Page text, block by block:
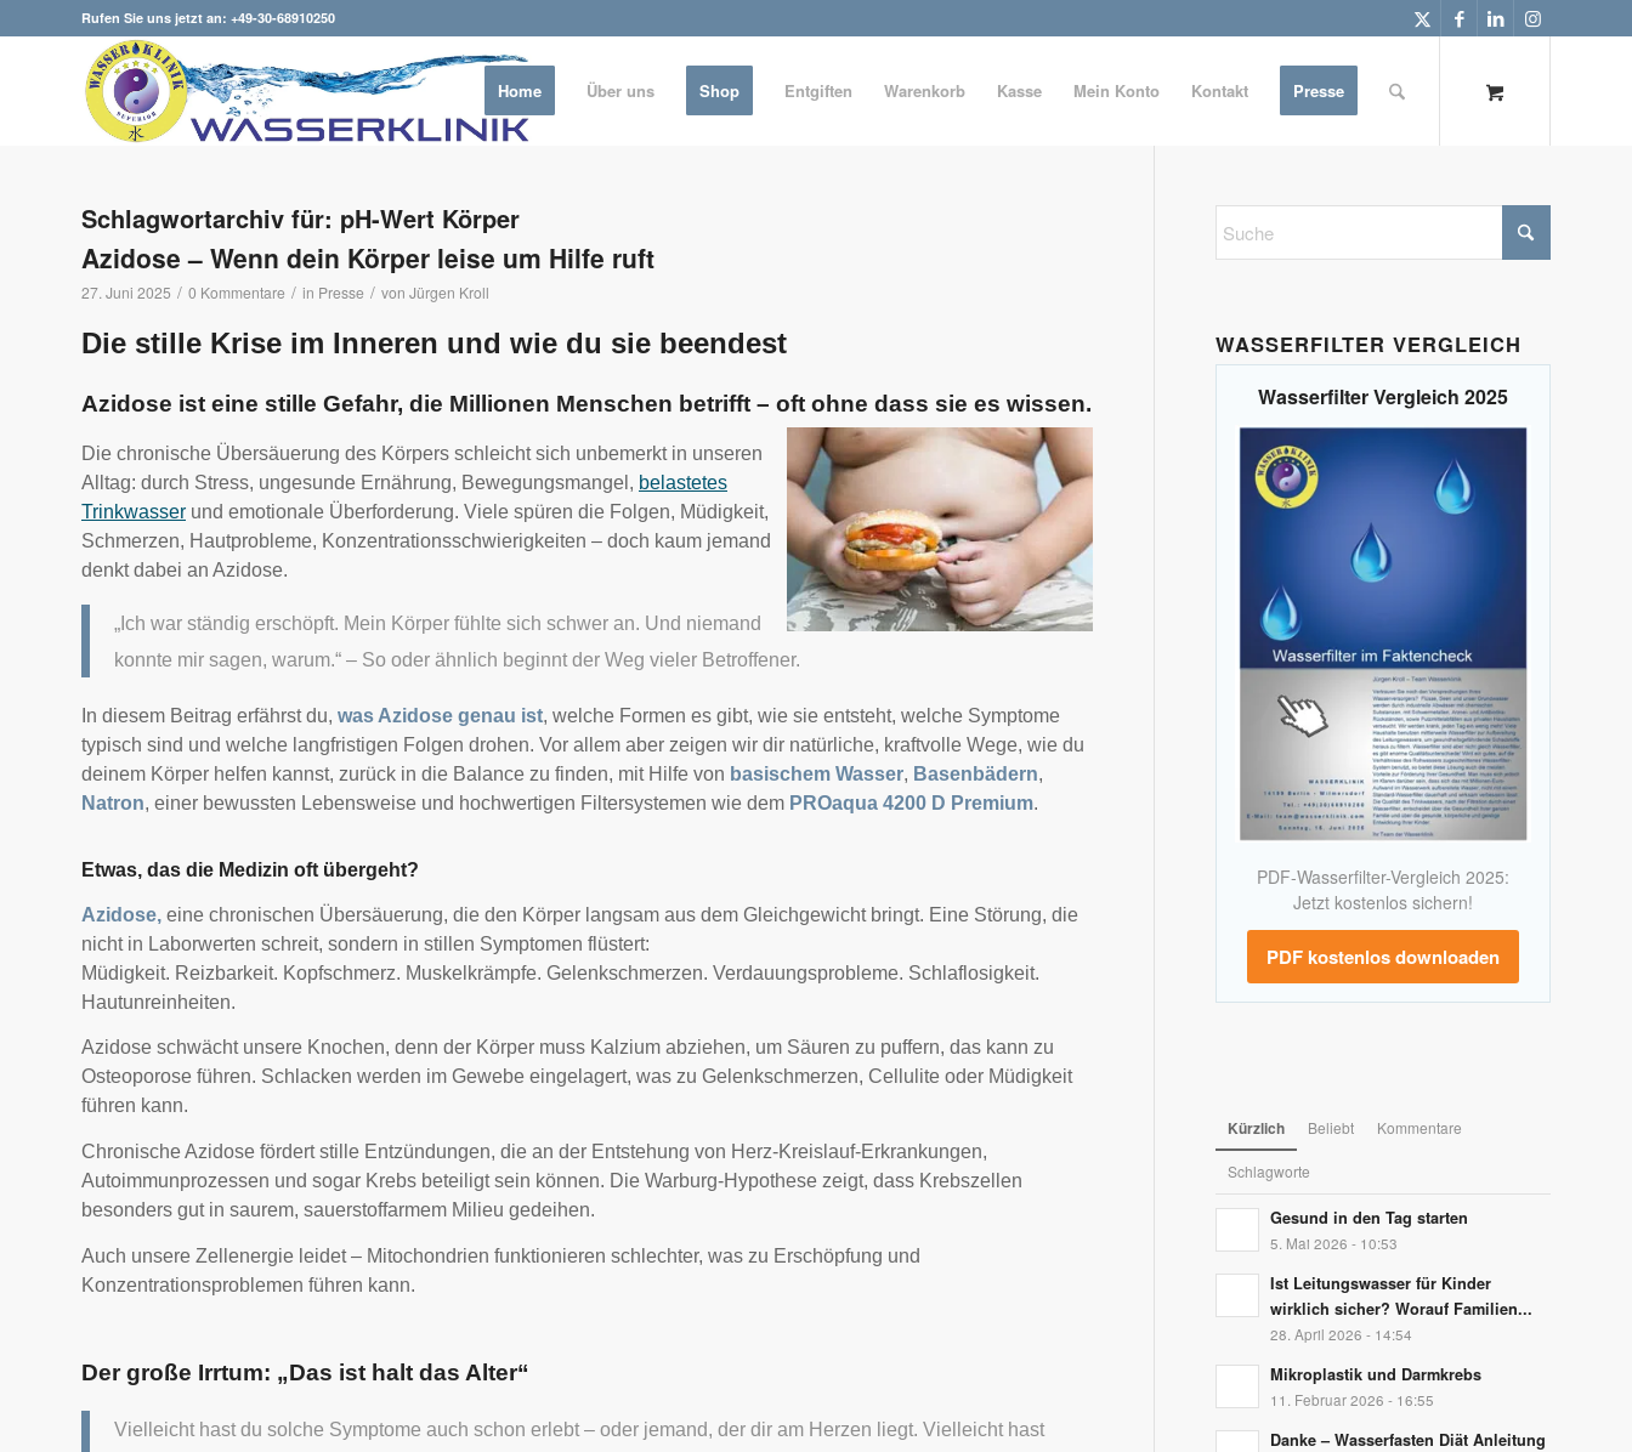
Rufen Sie uns jetzt an: +49-30-68910250
Home Über uns Shop Entgiften Warenkorb Kasse Mein Konto Kontakt Presse
Schlagwortarchiv für: pH-Wert Körper
Azidose – Wenn dein Körper leise um Hilfe ruft
27. Juni 2025 / 0 Kommentare / in Presse / von Jürgen Kroll
Die stille Krise im Inneren und wie du sie beendest
Azidose ist eine stille Gefahr, die Millionen Menschen betrifft – oft ohne dass sie es wissen.
Die chronische Übersäuerung des Körpers schleicht sich unbemerkt in unseren
Alltag: durch Stress, ungesunde Ernährung, Bewegungsmangel, belastetes
Trinkwasser und emotionale Überforderung. Viele spüren die Folgen, Müdigkeit,
Schmerzen, Hautprobleme, Konzentrationsschwierigkeiten – doch kaum jemand
denkt dabei an Azidose.
„Ich war ständig erschöpft. Mein Körper fühlte sich schwer an. Und niemand
konnte mir sagen, warum.“ – So oder ähnlich beginnt der Weg vieler Betroffener.
In diesem Beitrag erfährst du, was Azidose genau ist, welche Formen es gibt, wie sie entsteht, welche Symptome
typisch sind und welche langfristigen Folgen drohen. Vor allem aber zeigen wir dir natürliche, kraftvolle Wege, wie du
deinem Körper helfen kannst, zurück in die Balance zu finden, mit Hilfe von basischem Wasser, Basenbädern,
Natron, einer bewussten Lebensweise und hochwertigen Filtersystemen wie dem PROaqua 4200 D Premium.
Etwas, das die Medizin oft übergeht?
Azidose, eine chronischen Übersäuerung, die den Körper langsam aus dem Gleichgewicht bringt. Eine Störung, die
nicht in Laborwerten schreit, sondern in stillen Symptomen flüstert:
Müdigkeit. Reizbarkeit. Kopfschmerz. Muskelkrämpfe. Gelenkschmerzen. Verdauungsprobleme. Schlaflosigkeit.
Hautunreinheiten.
Azidose schwächt unsere Knochen, denn der Körper muss Kalzium abziehen, um Säuren zu puffern, das kann zu
Osteoporose führen. Schlacken werden im Gewebe eingelagert, was zu Gelenkschmerzen, Cellulite oder Müdigkeit
führen kann.
Chronische Azidose fördert stille Entzündungen, die an der Entstehung von Herz-Kreislauf-Erkrankungen,
Autoimmunprozessen und sogar Krebs beteiligt sein können. Die Warburg-Hypothese zeigt, dass Krebszellen
besonders gut in saurem, sauerstoffarmem Milieu gedeihen.
Auch unsere Zellenergie leidet – Mitochondrien funktionieren schlechter, was zu Erschöpfung und
Konzentrationsproblemen führen kann.
Der große Irrtum: „Das ist halt das Alter“
Vielleicht hast du solche Symptome auch schon erlebt – oder jemand, der dir am Herzen liegt. Vielleicht hast
WASSERFILTER VERGLEICH
Wasserfilter Vergleich 2025
PDF-Wasserfilter-Vergleich 2025:
Jetzt kostenlos sichern!
PDF kostenlos downloaden
Kürzlich Beliebt Kommentare
Schlagworte
Gesund in den Tag starten
5. Mai 2026 - 10:53
Ist Leitungswasser für Kinder
wirklich sicher? Worauf Familien...
28. April 2026 - 14:54
Mikroplastik und Darmkrebs
11. Februar 2026 - 16:55
Danke – Wasserfasten Diät Anleitung